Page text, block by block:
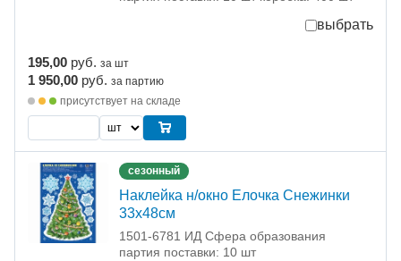
выбрать
195,00 руб. за шт
1 950,00 руб. за партию
присутствует на складе
сезонный
Наклейка н/окно Елочка Снежинки
33х48см
1501-6781 ИД Сфера образования
партия поставки: 10 шт